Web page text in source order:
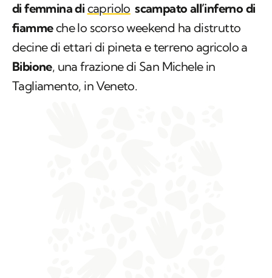
di femmina di capriolo scampato all’inferno di
fiammeche lo scorso weekend ha distrutto
decine di ettari di pineta e terreno agricolo a
Bibione, una frazione di San Michele in
Tagliamento, in Veneto.